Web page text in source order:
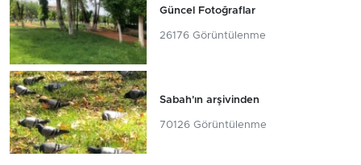
Güncel Fotoğraflar
26176 Görüntülenme
Sabah'ın arşivinden
70126 Görüntülenme